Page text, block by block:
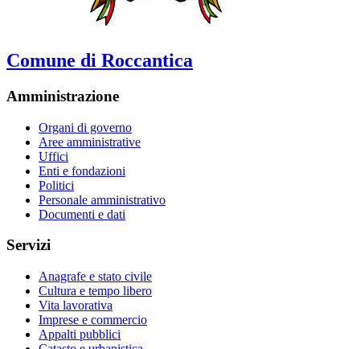
Comune di Roccantica
Amministrazione
Organi di governo
Aree amministrative
Uffici
Enti e fondazioni
Politici
Personale amministrativo
Documenti e dati
Servizi
Anagrafe e stato civile
Cultura e tempo libero
Vita lavorativa
Imprese e commercio
Appalti pubblici